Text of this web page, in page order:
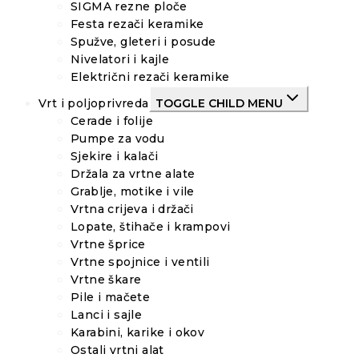
SIGMA rezne ploče
Festa rezači keramike
Spužve, gleteri i posude
Nivelatori i kajle
Električni rezači keramike
Vrt i poljoprivreda
TOGGLE CHILD MENU
Cerade i folije
Pumpe za vodu
Sjekire i kalači
Držala za vrtne alate
Grablje, motike i vile
Vrtna crijeva i držači
Lopate, štihače i krampovi
Vrtne šprice
Vrtne spojnice i ventili
Vrtne škare
Pile i mačete
Lanci i sajle
Karabini, karike i okov
Ostali vrtni alat